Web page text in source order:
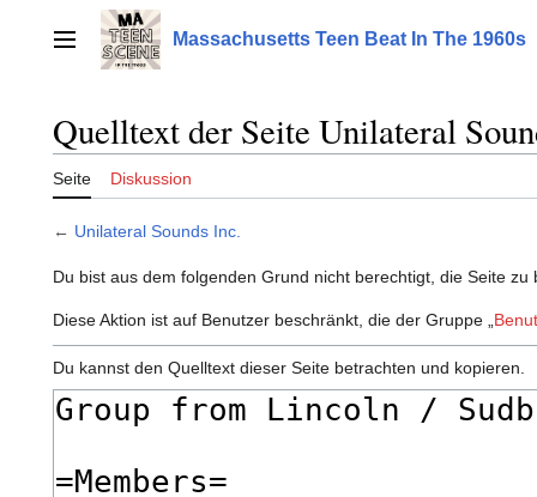
springenHauptmenü Massachusetts Teen Beat In The 1960s
Quelltext der Seite Unilateral
Seite Diskussion
← Unilateral Sounds Inc.
Du bist aus dem folgenden Grund nicht berechtigt, die Seite zu
Diese Aktion ist auf Benutzer beschränkt, die der Gruppe „
Du kannst den Quelltext dieser Seite betrachten und kopieren.